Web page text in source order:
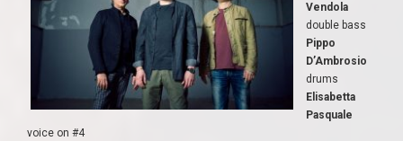
Vendola
double bass
Pippo
D’Ambrosio
drums
Elisabetta
Pasquale
voice on #4